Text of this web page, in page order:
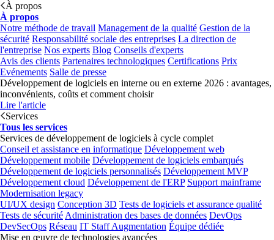
À propos
À propos
Notre méthode de travail Management de la qualité Gestion de la
sécurité Responsabilité sociale des entreprises La direction de
l'entreprise Nos experts Blog Conseils d'experts
Avis des clients Partenaires technologiques Certifications Prix
Evénements Salle de presse
Développement de logiciels en interne ou en externe 2026 : avantages,
inconvénients, coûts et comment choisir
Lire l'article
Services
Tous les services
Services de développement de logiciels à cycle complet
Conseil et assistance en informatique Développement web
Développement mobile Développement de logiciels embarqués
Développement de logiciels personnalisés Développement MVP
Développement cloud Développement de l'ERP Support mainframe
Modernisation legacy
UI/UX design Conception 3D Tests de logiciels et assurance qualité
Tests de sécurité Administration des bases de données DevOps
DevSecOps Réseau IT Staff Augmentation Équipe dédiée
Mise en œuvre de technologies avancées